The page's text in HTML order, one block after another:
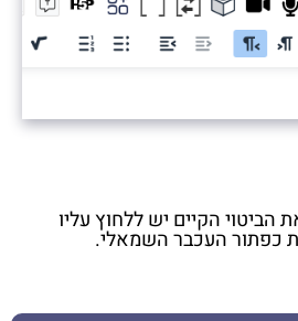
הביטוי הקיים יש ללחוץ עליו
כפתור העכבר השמאלי.